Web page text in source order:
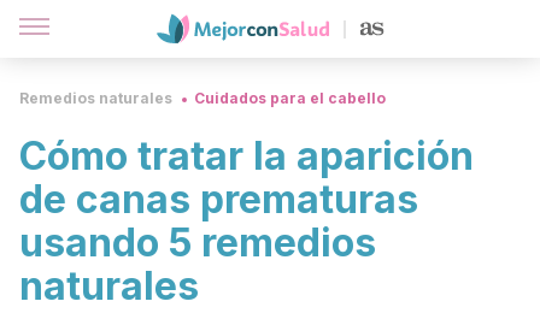
Remedios naturales Cuidados para el cabello
Cómo tratar la aparición
de canas prematuras
usando 5 remedios
naturales